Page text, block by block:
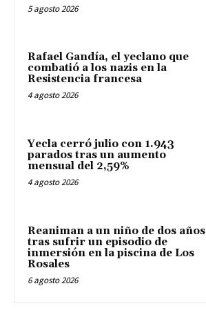
5 agosto 2026
Rafael Gandía, el yeclano que
combatió a los nazis en la
Resistencia francesa
4 agosto 2026
Yecla cerró julio con 1.943
parados tras un aumento
mensual del 2,59%
4 agosto 2026
Reaniman a un niño de dos años
tras sufrir un episodio de
inmersión en la piscina de Los
Rosales
6 agosto 2026